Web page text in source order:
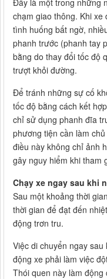
chạm giao thông. Khi
tình huống bất ngờ,
phanh trước (phanh tay
bằng do thay đổi tốc độ
trượt khỏi đường.
Để tránh những sự cố
tốc độ bằng cách kết
chỉ sử dụng phanh đĩa
phương tiện cần làm
điều này không chỉ ảnh
gây nguy hiểm khi tham
Chạy xe ngay sau khi
Sau một khoảng thời
thời gian để đạt đến
động trơn tru.
Việc di chuyển ngay
động xe phải làm việc
Thói quen này làm